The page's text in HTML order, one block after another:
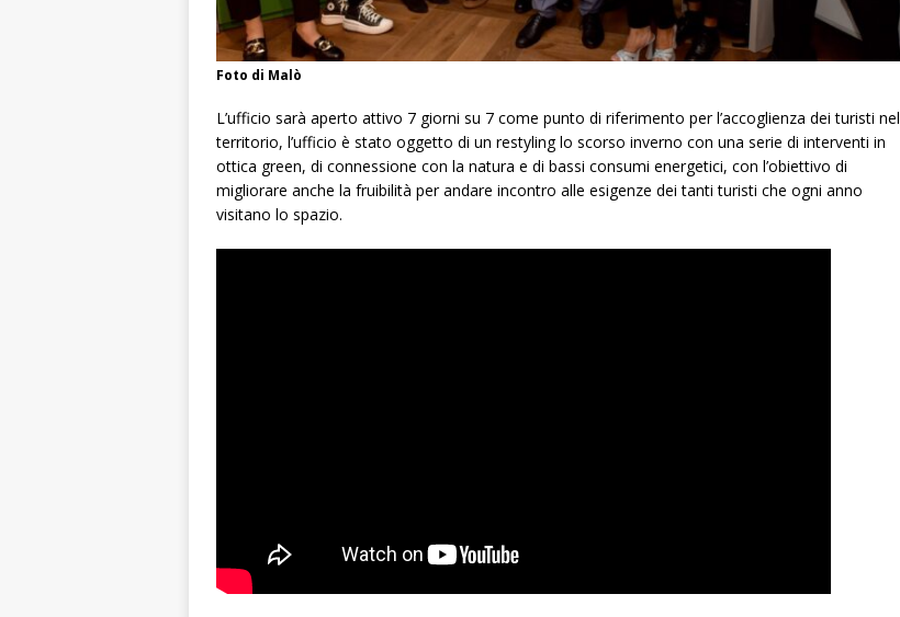
Foto di Malò
L’ufficio sarà aperto attivo 7 giorni su 7 come punto di riferimento per l’accoglienza dei turisti nel
territorio, l’ufficio è stato oggetto di un restyling lo scorso inverno con una serie di interventi in
ottica green, di connessione con la natura e di bassi consumi energetici, con l’obiettivo di
migliorare anche la fruibilità per andare incontro alle esigenze dei tanti turisti che ogni anno
visitano lo spazio.